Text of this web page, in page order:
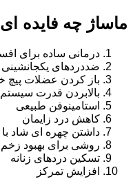
ماساژ چه فایده
درمانی ساده برای
ضددردهای یکجانشینی
باز کردن عضلات پیچ
بالابردن قدرت
استامینوفن طبیعی
کاهش درد زایمان
داشتن چهره ای شاد
روشی برای بهبود زخم
تسکین دردهای زنانه
افزایش تمرکز